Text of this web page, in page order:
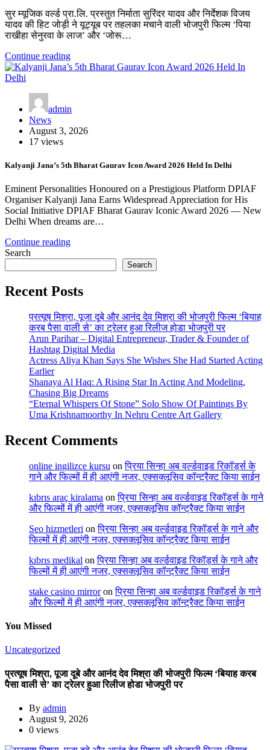
सुर म्यूजिक वर्ल्ड प्रा.लि. प्रस्तुत निर्माता सुरिंदर यादव और निर्देशक विजय
यादव की हिट जोड़ी ने यूट्यूब पर तहलका मचाने वाली भोजपुरी फिल्म ‘पिया
राखीहा सेनुरवा के लाज’ और ‘जोरू…
Continue reading
admin
News
August 3, 2026
17 views
Kalyanji Jana’s 5th Bharat Gaurav Icon Award 2026 Held In Delhi
Eminent Personalities Honoured on a Prestigious Platform DPIAF
Organiser Kalyanji Jana Earns Widespread Appreciation for His
Social Initiative DPIAF Bharat Gaurav Iconic Award 2026 — New
Delhi When dreams are…
Continue reading
Search
Search
Recent Posts
प्रत्यूष मिश्रा, पूजा दूबे और आनंद देव मिश्रा की भोजपुरी फिल्म ‘बियाह
करब पैसा वाली से’ का ट्रेलर हुआ रिलीज होडा भोजपुरी पर
Arun Parihar – Digital Entrepreneur, Trader & Founder of
Hashtag Digital Media
Actress Aliya Khan Says She Wishes She Had Started Acting
Earlier
Shanaya Al Haq: A Rising Star In Acting And Modeling,
Chasing Big Dreams
“Eternal Whispers Of Stone” Solo Show Of Paintings By
Uma Krishnamoorthy In Nehru Centre Art Gallery
Recent Comments
online ingilizce kursu onप्रिया सिन्हा अब वर्ल्डवाइड रिकॉर्ड्स के
गाने और फिल्मों में ही आएंगी नजर, एक्सक्लूसिव कॉन्ट्रैक्ट किया साईन
kıbrıs araç kiralama onप्रिया सिन्हा अब वर्ल्डवाइड रिकॉर्ड्स के गाने
और फिल्मों में ही आएंगी नजर, एक्सक्लूसिव कॉन्ट्रैक्ट किया साईन
Seo hizmetleri onप्रिया सिन्हा अब वर्ल्डवाइड रिकॉर्ड्स के गाने और
फिल्मों में ही आएंगी नजर, एक्सक्लूसिव कॉन्ट्रैक्ट किया साईन
kıbrıs medikal onप्रिया सिन्हा अब वर्ल्डवाइड रिकॉर्ड्स के गाने और
फिल्मों में ही आएंगी नजर, एक्सक्लूसिव कॉन्ट्रैक्ट किया साईन
stake casino mirroronप्रिया सिन्हा अब वर्ल्डवाइड रिकॉर्ड्स के गाने
और फिल्मों में ही आएंगी नजर, एक्सक्लूसिव कॉन्ट्रैक्ट किया साईन
You Missed
Uncategorized
प्रत्यूष मिश्रा, पूजा दूबे और आनंद देव मिश्रा की भोजपुरी फिल्म ‘बियाह करब
पैसा वाली से’ का ट्रेलर हुआ रिलीज होडा भोजपुरी पर
By admin
August 9, 2026
0 views